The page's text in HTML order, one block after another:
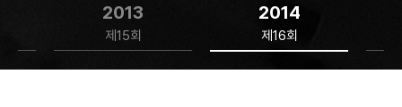
2013
제15회
2014
제16회